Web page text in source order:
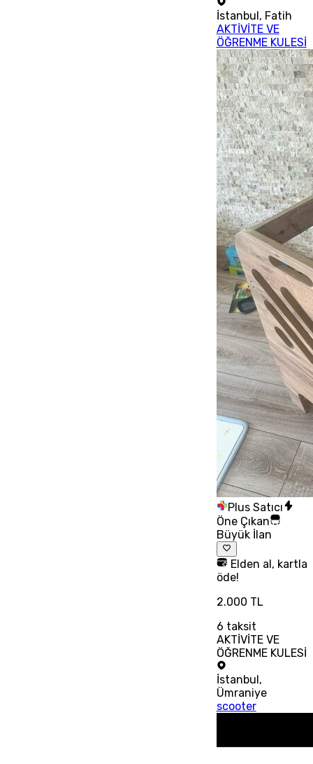
İstanbul, Fatih
AKTİVİTE VE
ÖĞRENME KULESİ
Plus Satıcı
Öne Çıkan
Büyük İlan
Elden al, kartla
öde!
2.000 TL
6 taksit
AKTİVİTE VE
ÖĞRENME KULESİ
İstanbul ,
Ümraniye
scooter